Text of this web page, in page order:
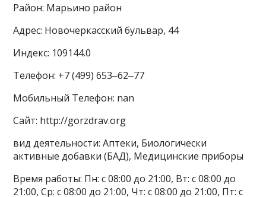
Район: Марьино район
Адрес: Новочеркасский бульвар, 44
Индекс: 109144.0
Телефон: +7 (499) 653‒62‒77
Мобильный Телефон: nan
Сайт: http://gorzdrav.org
вид деятельности: Аптеки, Биологически
активные добавки (БАД), Медицинские приборы
Время работы: Пн: с 08:00 до 21:00, Вт: с 08:00 до
21:00, Ср: с 08:00 до 21:00, Чт: с 08:00 до 21:00, Пт: с